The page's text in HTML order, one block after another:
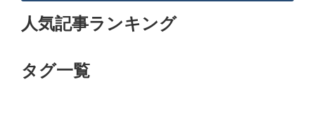
人気記事ランキング
タグ一覧